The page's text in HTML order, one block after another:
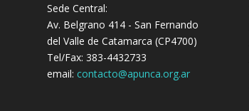
Sede Central:
Av. Belgrano 414 - San Fernando
del Valle de Catamarca (CP4700)
Tel/Fax: 383-4432733
email: contacto@apunca.org.ar